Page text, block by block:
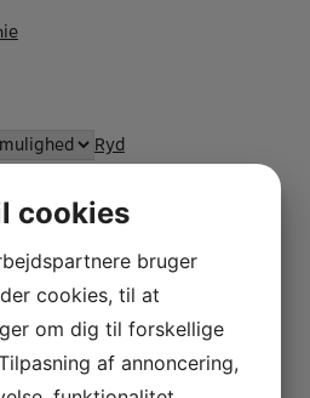
Ryd
cookies
bruger
cookies, til at
om dig til forskellige
af annoncering,